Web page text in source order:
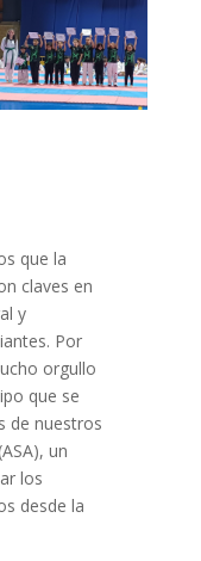
que la
claves en
y
Por
orgullo
que se
de nuestros
un
los
desde la